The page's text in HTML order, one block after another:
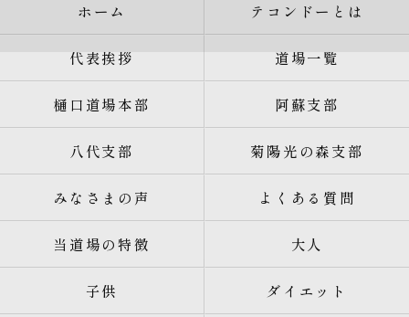
ホーム テコンドーとは
代表挨拶 道場一覧
樋口道場本部 阿蘇支部
八代支部 菊陽光の森支部
みなさまの声 よくある質問
当道場の特徴 大人
子供 ダイエット